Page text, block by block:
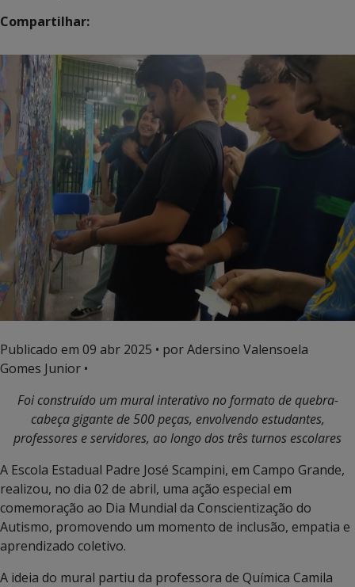
Compartilhar:
Publicado em 09 abr 2025 • por Adersino Valensoela
Gomes Junior •
Foi construído um mural interativo no formato de quebra-
cabeça gigante de 500 peças, envolvendo estudantes,
professores e servidores, ao longo dos três turnos escolares
A Escola Estadual Padre José Scampini, em Campo Grande,
realizou, no dia 02 de abril, uma ação especial em
comemoração ao Dia Mundial da Conscientização do
Autismo, promovendo um momento de inclusão, empatia e
aprendizado coletivo.
A ideia do mural partiu da professora de Química Camila